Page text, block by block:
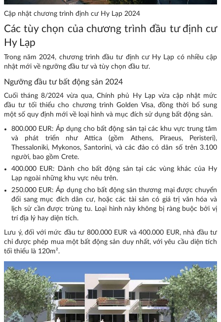
Cập nhật chương trình định cư Hy Lạp 2024
Các tùy chọn của chương trình đầu tư định cư
Hy Lạp
Trong năm 2024, chương trình đầu tư định cư Hy Lạp có nhiều cập
nhật mới về ngưỡng đầu tư và tùy chọn đầu tư.
Ngưỡng đầu tư bất động sản 2024
Cuối tháng 8/2024 vừa qua, Chính phủ Hy Lạp vừa cập nhật mức
đầu tư tối thiểu cho chương trình Golden Visa, đồng thời bổ sung
một số quy định mới về loại hình và mục đích sử dụng bất động sản.
800.000 EUR: Áp dụng cho bất động sản tại các khu vực trung tâm
và phát triển như Attica (gồm Athens, Piraeus, Peristeri),
Thessaloniki, Mykonos, Santorini, và các đảo có dân số trên 3.100
người, bao gồm Crete.
400.000 EUR: Dành cho bất động sản tại các vùng khác của Hy
Lạp ngoài những khu vực nêu trên.
250.000 EUR: Áp dụng cho bất động sản thương mại được chuyển
đổi sang mục đích dân cư, hoặc các tài sản có giá trị văn hóa và
lịch sử cần được trùng tu. Loại hình này không bị ràng buộc bởi vị
trí địa lý hay diện tích.
Lưu ý, đối với mức đầu tư 800.000 EUR và 400.000 EUR, nhà đầu tư
chỉ được phép mua một bất động sản duy nhất, với yêu cầu diện tích
tối thiểu là 120m².